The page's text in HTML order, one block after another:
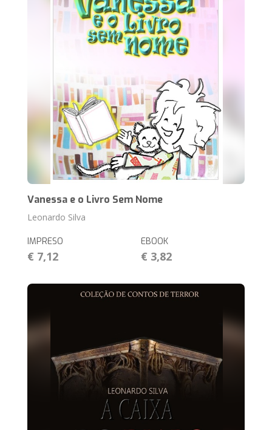
Vanessa e o Livro Sem Nome
Leonardo Silva
IMPRESO
€ 7,12
EBOOK
€ 3,82